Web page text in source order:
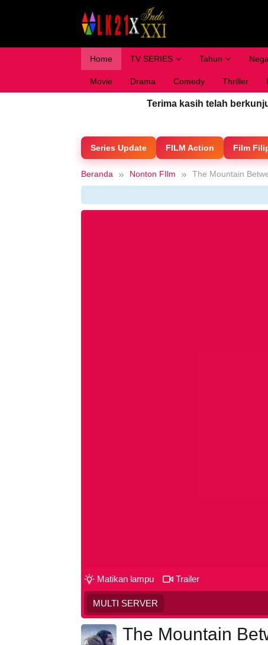
Home TV SERIES Tahun
Movie Drama Comedy Thriller
Terima kasih telah
Series Update FILM Action Film
Beranda Nonton FIlm The Mountain
Matikan lampu Trailer
MULTI SERVER
The Mountain